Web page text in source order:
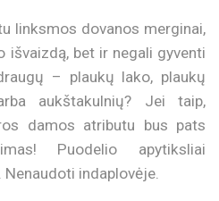
linksmos dovanos merginai,
išvaizdą, bet ir negali gyventi
– plaukų lako, plaukų
aukštakulnių? Jei taip,
damos atributu bus pats
Puodelio apytiksliai
indaplovėje.